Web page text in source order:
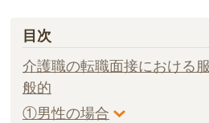
目次
介護職の転職面接における
般的
①男性の場合